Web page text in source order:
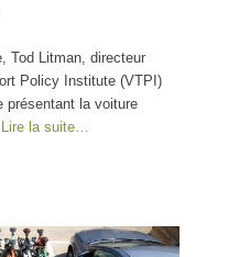
Tod Litman, directeur
Policy Institute (VTPI)
présentant la voiture
Lire la suite…